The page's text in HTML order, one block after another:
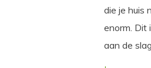
die je huis
enorm.
aan de